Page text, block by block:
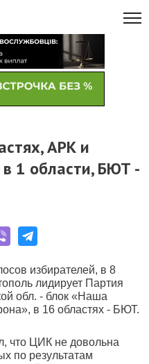
АРК и
1 области, БЮТ -
избирателей, в 8
лидирует Партия
обл. - блок «Наша
в 16 областях - БЮТ.
что ЦИК не довольна
по результатам